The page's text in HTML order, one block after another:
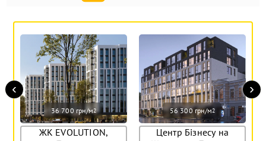
36 700 грн/м2
ЖК EVOLUTION,
56 300 грн/м2
Центр Бізнесу на
‹ ›